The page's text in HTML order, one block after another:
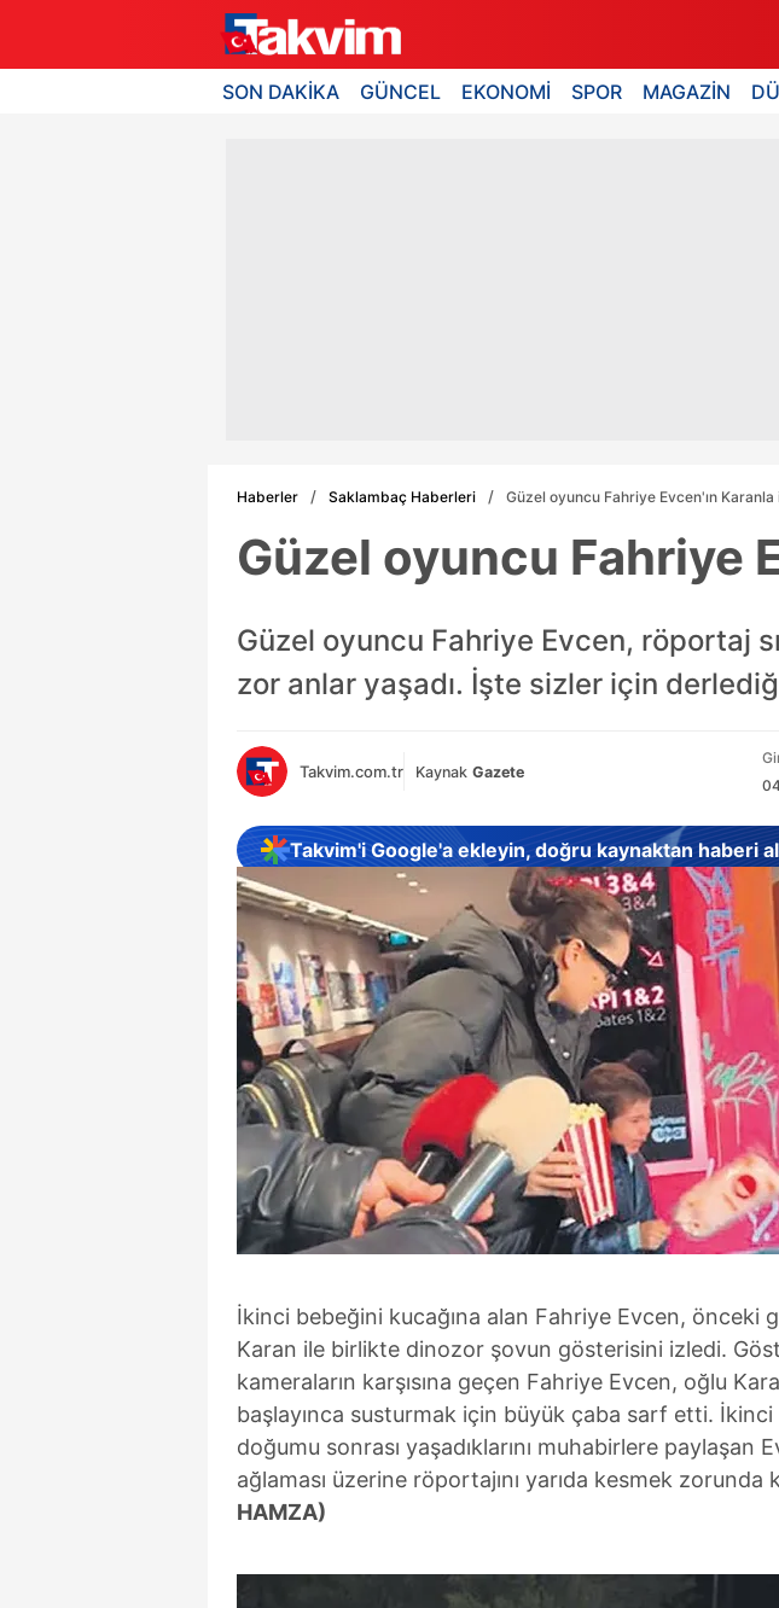
SON DAKİKA GÜNCEL EKONOMİ SPOR MAGAZİN
Haberler Saklambaç Haberleri Güzel oyuncu Fahriye Evcen'ın Karanla
Güzel oyuncu Fahriye
Güzel oyuncu Fahriye Evcen, röportaj
zor anlar yaşadı. İşte sizler için
Takvim.com.tr Kaynak Gazete
Takvim'i Google'a ekleyin, doğru kaynaktan haberi
İkinci bebeğini kucağına alan Fahriye Evcen, önceki
Karan ile birlikte dinozor şovun gösterisini izledi.
kameraların karşısına geçen Fahriye Evcen, oğlu
başlayınca susturmak için büyük çaba sarf etti. İkinci
doğumu sonrası yaşadıklarını muhabirlere paylaşan
ağlaması üzerine röportajını yarıda kesmek zorunda
HAMZA)